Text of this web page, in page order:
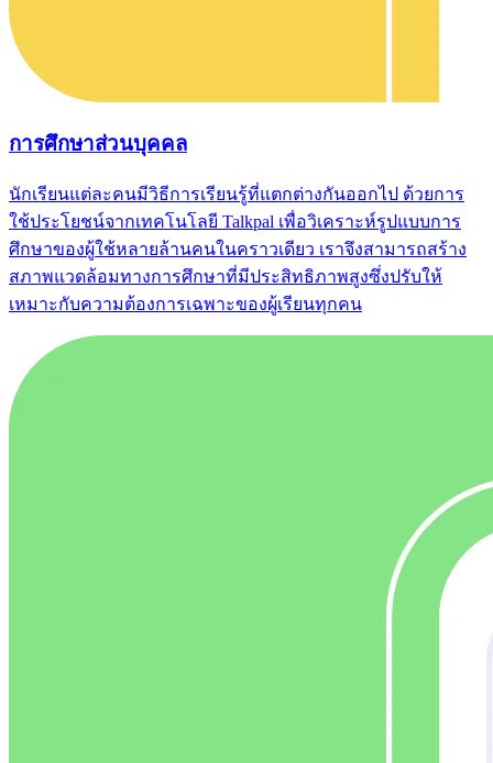
การศึกษาส่วนบุคคล
นักเรียนแต่ละคนมีวิธีการเรียนรู้ที่แตกต่างกันออกไป ด้วยการ
ใช้ประโยชน์จากเทคโนโลยี Talkpal เพื่อวิเคราะห์รูปแบบการ
ศึกษาของผู้ใช้หลายล้านคนในคราวเดียว เราจึงสามารถสร้าง
สภาพแวดล้อมทางการศึกษาที่มีประสิทธิภาพสูงซึ่งปรับให้
เหมาะกับความต้องการเฉพาะของผู้เรียนทุกคน